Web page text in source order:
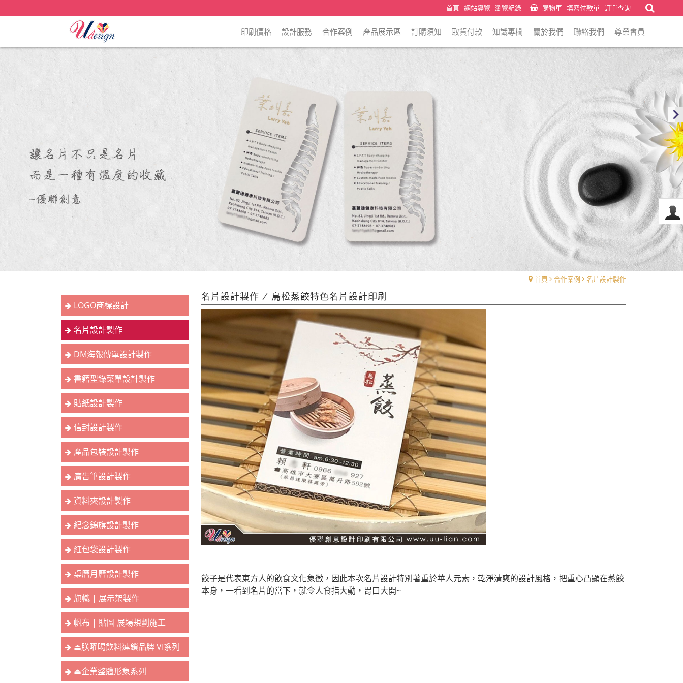
首頁 網站導覽 瀏覽紀錄 購物車 填寫付款單 訂單查詢
印刷價格 設計服務 合作案例 產品展示區 訂購須知 取貨付款 知識專欄 關於我們 聯絡我們 尊榮會員
首頁 合作案例 名片設計製作
LOGO商標設計
名片設計製作
DM海報傳單設計製作
書籍型錄菜單設計製作
貼紙設計製作
信封設計製作
產品包裝設計製作
廣告筆設計製作
資料夾設計製作
紀念錦旗設計製作
紅包袋設計製作
桌曆月曆設計製作
旗幟 | 展示架製作
帆布 | 貼圖 展場規劃施工
⏏︎朕曜喝飲料連鎖品牌 VI系列
⏏︎企業整體形象系列
名片設計製作 / 鳥松蒸餃特色名片設計印刷
餃子是代表東方人的飲食文化象徵，因此本次名片設計特別著重於華人元素，乾淨清爽的設計風格，把重心凸顯在蒸餃
本身，一看到名片的當下，就令人食指大動，胃口大開~